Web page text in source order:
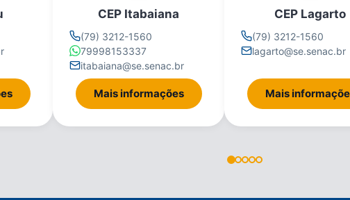
CEP Itabaiana
(79) 3212-1560
79998153337
itabaiana@se.senac.br
Mais informações
CEP Lagarto
(79) 3212-1560
lagarto@se.senac.br
Mais